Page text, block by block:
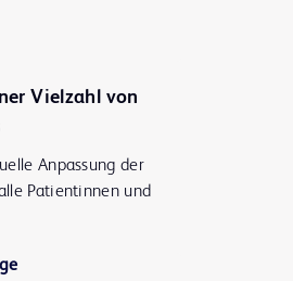
Vielzahl von
Anpassung der
Patientinnen und